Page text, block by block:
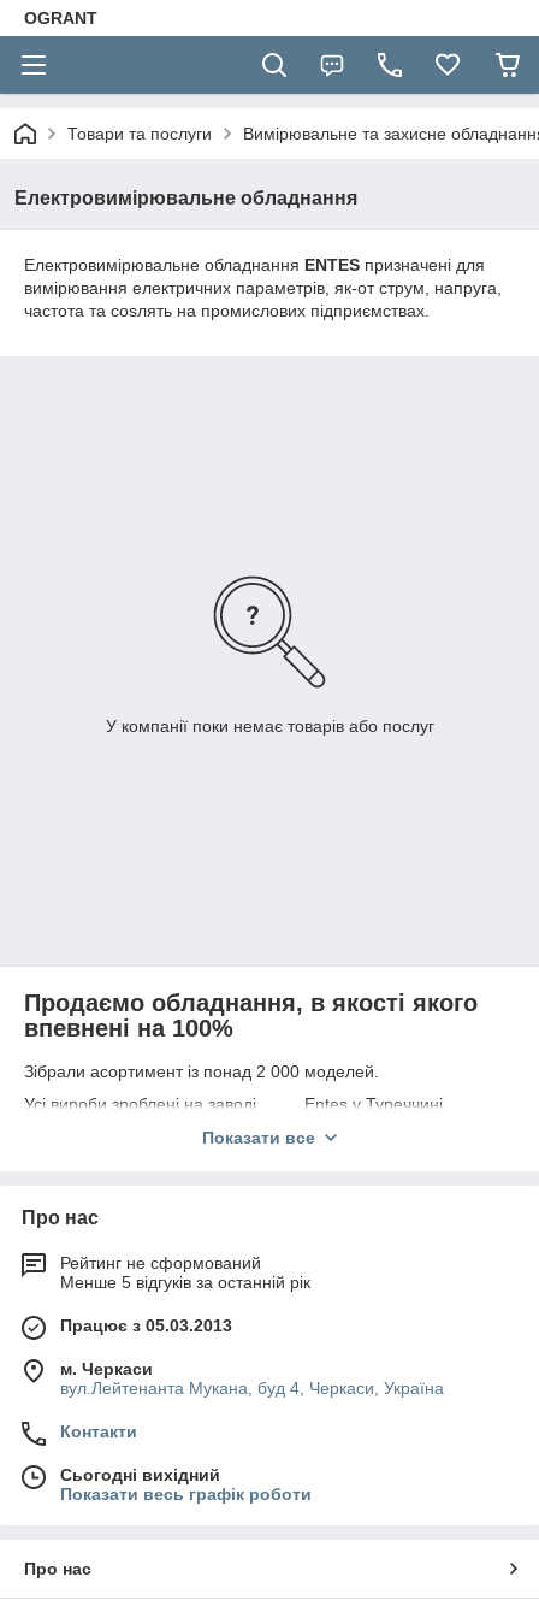
OGRANT
Товари та послуги Вимірювальне та захисне
Електровимірювальне обладнання
Електровимірювальне обладнання ENTES призначені для
вимірювання електричних параметрів, як-от струм, напруга,
частота та cosлять на промислових підприємствах.
У компанії поки немає товарів або послуг
Продаємо обладнання, в якості якого
впевнені на 100%
Зібрали асортимент із понад 2 000 моделей.
Усі вироби зроблені на заводі Entes у Туреччині.
Кожна позиція має гарантію від виробника на 2 роки.
будь-яких потреб.
Абсолютно всі моделі сучасні та надійні.
6 причин купити вимірювальне або
захисне обладнання саме в нашій
компанії
Закупівля
Показати все
Про нас
Рейтинг не сформований
Менше 5 відгуків за останній рік
Працює з 05.03.2013
м. Черкаси
вул.Лейтенанта Мукана, буд 4, Черкаси, Україна
Контакти
Сьогодні вихідний
Показати весь графік роботи
Про нас